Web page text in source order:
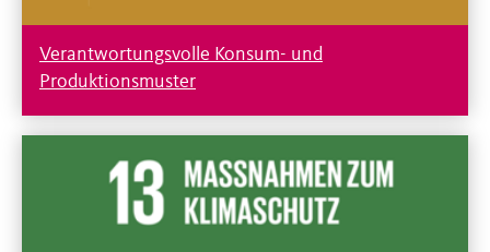
Verantwortungsvolle Konsum- und
Produktionsmuster